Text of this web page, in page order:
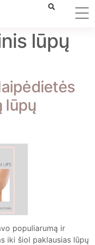
lūpų
lūpų
populiarumą ir
iki šiol paklausias lūpų